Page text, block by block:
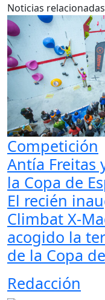
Noticias relacionadas
Competición
Antía Freitas
la Copa de
El recién
Climbat X-
acogido la
de la Copa
Redacción